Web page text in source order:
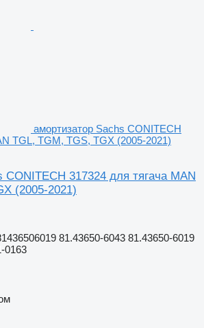
амортизатор Sachs CONITECH
TGL, TGM, TGS, TGX (2005-2021)
317324 для тягача MAN
(2005-2021)
81.43650-6043 81.43650-6019
0163